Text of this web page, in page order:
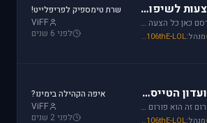
הצעות לשיפור / הערות ומתן פידבק
פרסם כאן כל הצעה לשיפור שברצונך לראות מתגשמת או הערות לגבי דברים שברצונך לראות נעלמים או מציקים לך.
מנהל: Mike_69th ,106thE-LOL
שרת טימספיק לפריפלייט!
ViFF
לפני 6 שנים
מועדון הטייסים
פורום זה הוא פורום (OT (Off Topic פרסם כאן כל הודעה שמתחשקת לך וראויה לדיון.
מנהל: Mike_69th ,106thE-LOL
איפה הקהילה בימינו?
ViFF
לפני 2 שנים